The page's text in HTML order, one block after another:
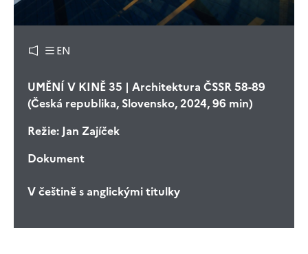
EN
UMĚNÍ V KINĚ 35 | Architektura ČSSR 58-89
(Česká republika, Slovensko, 2024, 96 min)
Režie: Jan Zajíček
Dokument
V češtině s anglickými titulky